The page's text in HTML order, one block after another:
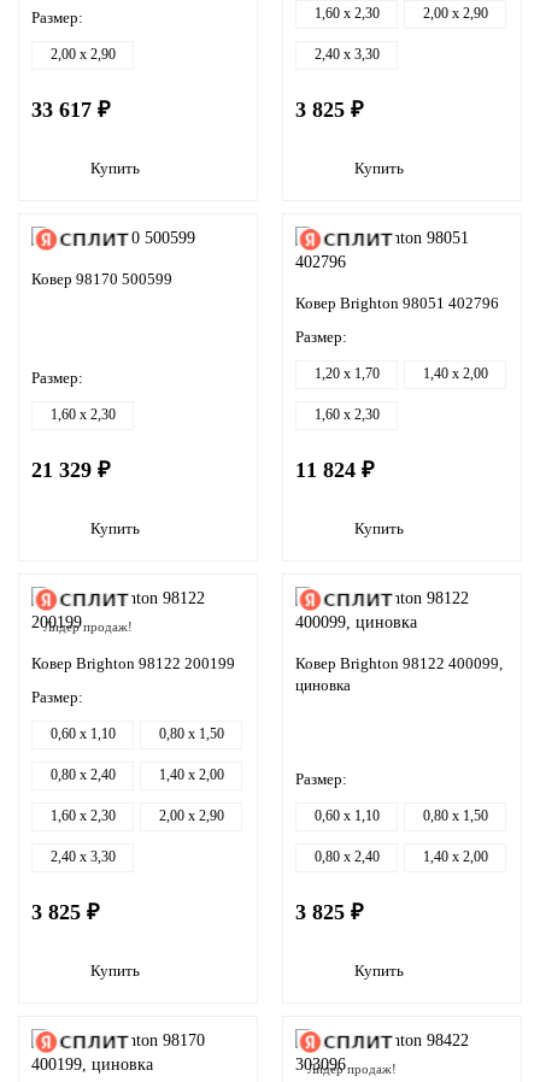
Размер:
2,00 x 2,90
33 617 ₽
Купить
1,60 x 2,30 2,00 x 2,90
2,40 x 3,30
3 825 ₽
Купить
Ковер 98170 500599
Размер:
1,60 x 2,30
21 329 ₽
Купить
Ковер Brighton 98051 402796
Размер:
1,20 x 1,70 1,40 x 2,00
1,60 x 2,30
11 824 ₽
Купить
Лидер продаж!
Ковер Brighton 98122 200199
Размер:
0,60 x 1,10 0,80 x 1,50
0,80 x 2,40 1,40 x 2,00
1,60 x 2,30 2,00 x 2,90
2,40 x 3,30
3 825 ₽
Купить
Ковер Brighton 98122 400099,
циновка
Размер:
0,60 x 1,10 0,80 x 1,50
0,80 x 2,40 1,40 x 2,00
3 825 ₽
Купить
Лидер продаж!